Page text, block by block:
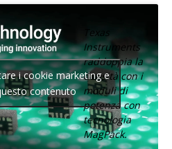
Texas
Instruments
raddoppia la
densità con i
moduli di
potenza con
tecnologia
MagPack.
i cookie marketing e
contenuto